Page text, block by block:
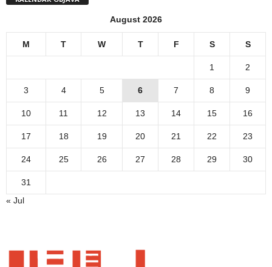
August 2026
M T W T F S S
1 2
3 4 5 6 7 8 9
10 11 12 13 14 15 16
17 18 19 20 21 22 23
24 25 26 27 28 29 30
31
« Jul